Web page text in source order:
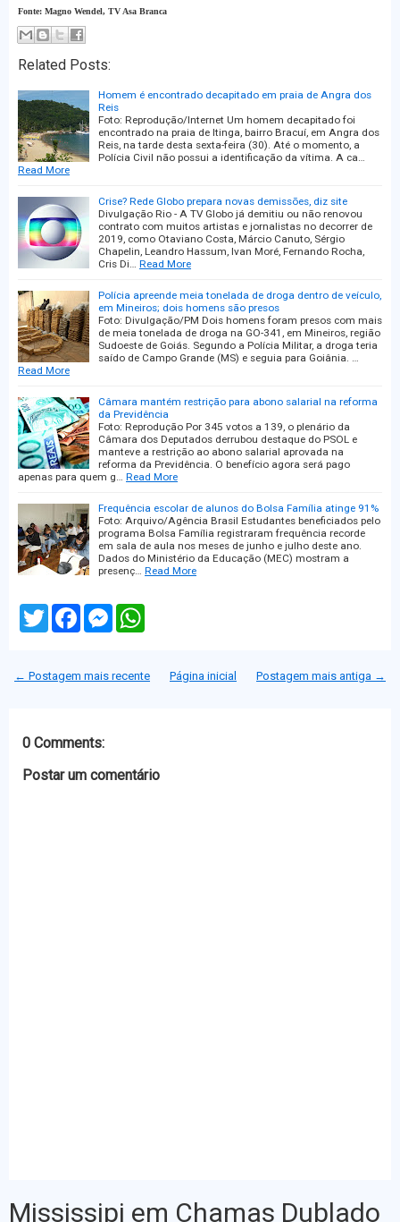
Fonte: Magno Wendel, TV Asa Branca
Related Posts:
Homem é encontrado decapitado em praia de Angra dos
Reis
Foto: Reprodução/Internet Um homem decapitado foi
encontrado na praia de Itinga, bairro Bracuí, em Angra dos
Reis, na tarde desta sexta-feira (30). Até o momento, a
Polícia Civil não possui a identificação da vítima. A ca…
Read More
Crise? Rede Globo prepara novas demissões, diz site
Divulgação Rio - A TV Globo já demitiu ou não renovou
contrato com muitos artistas e jornalistas no decorrer de
2019, como Otaviano Costa, Márcio Canuto, Sérgio
Chapelin, Leandro Hassum, Ivan Moré, Fernando Rocha,
Cris Di… Read More
Polícia apreende meia tonelada de droga dentro de veículo,
em Mineiros; dois homens são presos
Foto: Divulgação/PM Dois homens foram presos com mais
de meia tonelada de droga na GO-341, em Mineiros, região
Sudoeste de Goiás. Segundo a Polícia Militar, a droga teria
saído de Campo Grande (MS) e seguia para Goiânia. …
Read More
Câmara mantém restrição para abono salarial na reforma
da Previdência
Foto: Reprodução Por 345 votos a 139, o plenário da
Câmara dos Deputados derrubou destaque do PSOL e
manteve a restrição ao abono salarial aprovada na
reforma da Previdência. O benefício agora será pago
apenas para quem g… Read More
Frequência escolar de alunos do Bolsa Família atinge 91%
Foto: Arquivo/Agência Brasil Estudantes beneficiados pelo
programa Bolsa Família registraram frequência recorde
em sala de aula nos meses de junho e julho deste ano.
Dados do Ministério da Educação (MEC) mostram a
presenç… Read More
T
w
e
F
o
M
n
A
← Postagem mais recente Postagem mais antiga →
Página inicial
0 Comments:
Postar um comentário
Mississipi em Chamas Dublado